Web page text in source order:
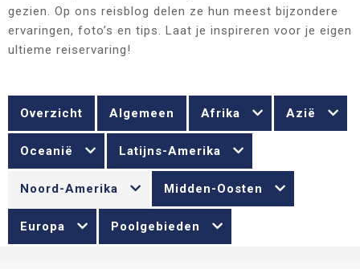
gezien. Op ons reisblog delen ze hun meest bijzondere
ervaringen, foto’s en tips. Laat je inspireren voor je eigen
ultieme reiservaring!
Overzicht Algemeen Afrika Azië
Oceanië Latijns-Amerika
Noord-Amerika Midden-Oosten
Europa Poolgebieden